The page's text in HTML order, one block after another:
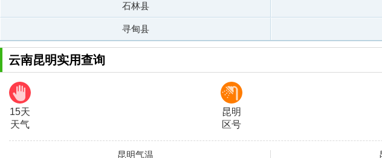
石林县
寻甸县
云南昆明实用查询
15天
天气
昆明
区号
昆明气温